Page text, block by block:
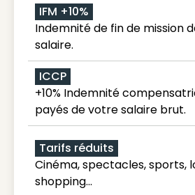
IFM +10%
Indemnité de fin de mission
salaire.
ICCP
+10% Indemnité
payés de votre salaire brut.
Tarifs réduits
Cinéma, spectacles, sports,
shopping...